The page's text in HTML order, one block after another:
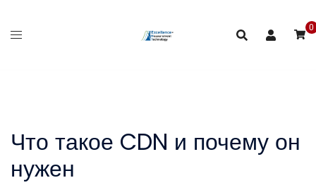
0
Что такое CDN и почему он
нужен